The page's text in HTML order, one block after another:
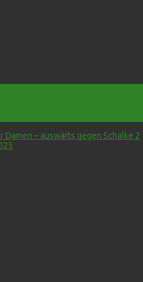
Damen – auswärts gegen Schalke 2